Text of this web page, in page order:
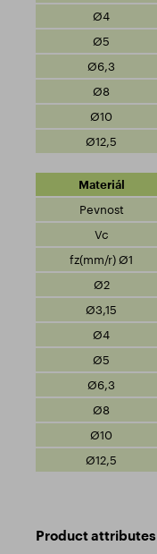
Product attributes